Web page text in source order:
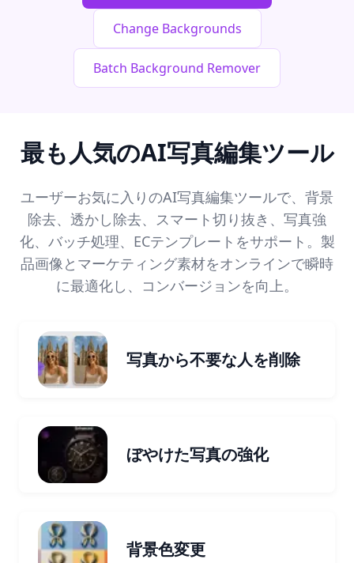
Change Backgrounds
Batch Background Remover
最も人気のAI写真編集ツール
ユーザーお気に入りのAI写真編集ツールで、背景
除去、透かし除去、スマート切り抜き、写真強
化、バッチ処理、ECテンプレートをサポート。製
品画像とマーケティング素材をオンラインで瞬時
に最適化し、コンバージョンを向上。
写真から不要な人を削除
ぼやけた写真の強化
背景色変更